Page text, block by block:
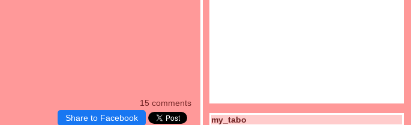
15 comments
Share to Facebook
my_tabo